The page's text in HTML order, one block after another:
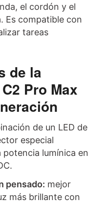
el cordón y el
Es compatible con
tareas
de la
Pro Max
de un LED de
especial
lumínica en
pensado: mejor
más brillante con